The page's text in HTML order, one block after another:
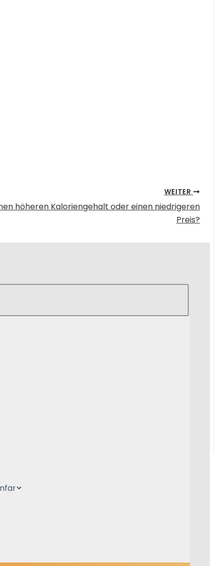
WEITER
höheren Kaloriengehalt oder einen niedrigeren
Preis?